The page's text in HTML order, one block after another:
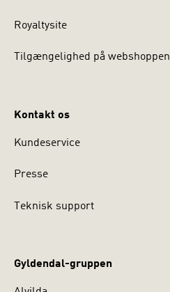
Royaltysite
Tilgængelighed på webshoppen
Kontakt os
Kundeservice
Presse
Teknisk support
Gyldendal-gruppen